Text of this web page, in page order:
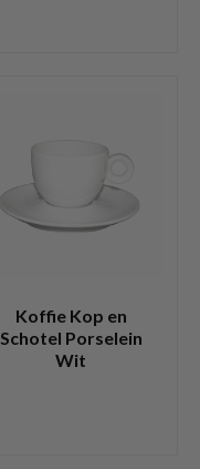
Koffie Kop en
Schotel Porselein
Wit